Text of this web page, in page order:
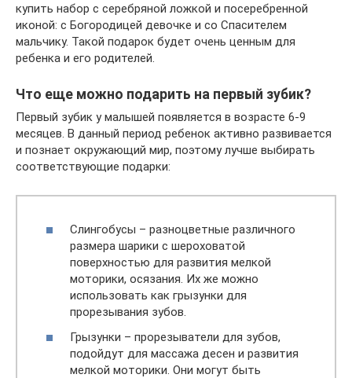
купить набор с серебряной ложкой и посеребренной
иконой: с Богородицей девочке и со Спасителем
мальчику. Такой подарок будет очень ценным для
ребенка и его родителей.
Что еще можно подарить на первый зубик?
Первый зубик у малышей появляется в возрасте 6-9
месяцев. В данный период ребенок активно развивается
и познает окружающий мир, поэтому лучше выбирать
соответствующие подарки:
Слингобусы – разноцветные различного
размера шарики с шероховатой
поверхностью для развития мелкой
моторики, осязания. Их же можно
использовать как грызунки для
прорезывания зубов.
Грызунки – прорезыватели для зубов,
подойдут для массажа десен и развития
мелкой моторики. Они могут быть